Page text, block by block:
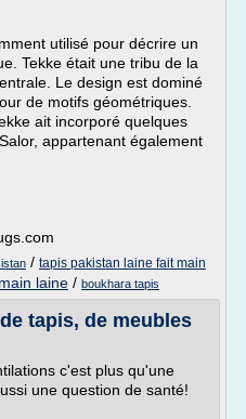
utilisé pour décrire un
Tekke était une tribu de la
Le design est dominé
de motifs géométriques.
ait incorporé quelques
appartenant également
/ tapis pakistan laine fait main
laine / boukhara tapis
tapis, de meubles
c'est plus qu'une
une question de santé!